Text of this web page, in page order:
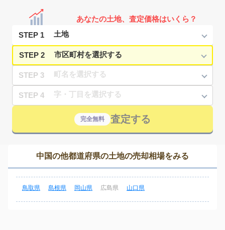
あなたの土地、査定価格はいくら？
STEP 1
STEP 2
STEP 3
STEP 4
完全無料 査定する
中国の他都道府県の土地の売却相場をみる
鳥取県 島根県 岡山県 広島県 山口県